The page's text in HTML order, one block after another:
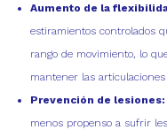
Aumento de la
estiramientos controlados
rango de movimiento, lo
mantener las articulaciones
Prevención de lesiones:
menos propenso a sufrir